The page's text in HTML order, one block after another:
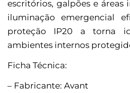
escritórios, galpões e áreas
iluminação emergencial
proteção IP20 a torna
ambientes internos
Ficha Técnica:
– Fabricante: Avant